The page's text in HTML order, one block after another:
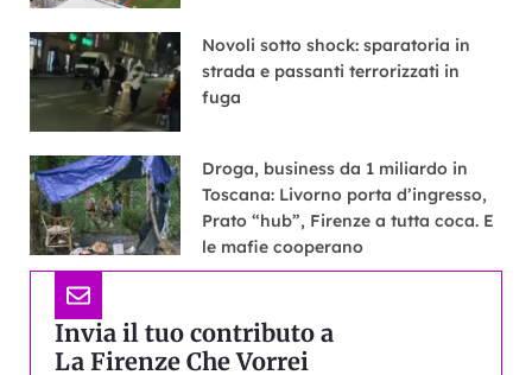
Novoli sotto shock: sparatoria in
strada e passanti terrorizzati in
fuga
Droga, business da 1 miliardo in
Toscana: Livorno porta d’ingresso,
Prato “hub”, Firenze a tutta coca. E
le mafie cooperano
Invia il tuo contributo a
La Firenze Che Vorrei